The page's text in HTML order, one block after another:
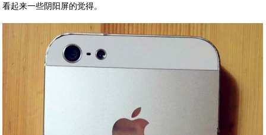
看起来一些阴阳屏的觉得。